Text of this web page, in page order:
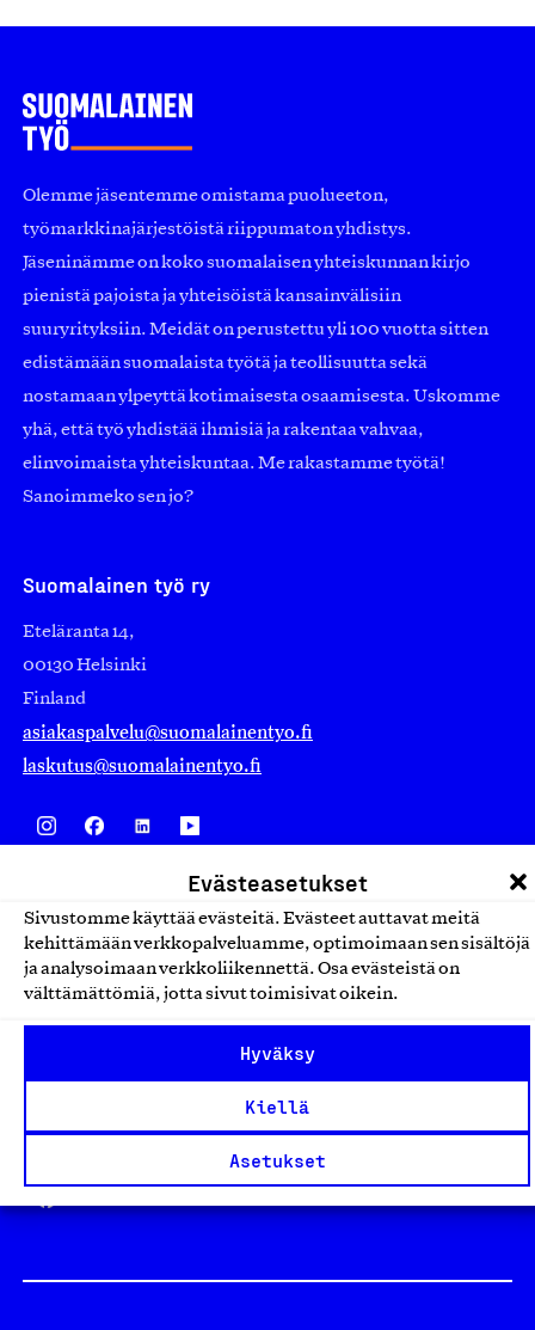
Evästeasetukset
Sivustomme käyttää evästeitä. Evästeet auttavat meitä
kehittämään verkkopalveluamme, optimoimaan sen sisältöjä
ja analysoimaan verkkoliikennettä. Osa evästeistä on
välttämättömiä, jotta sivut toimisivat oikein.
Hyväksy
Kiellä
Asetukset
Olemme jäsentemme omistama puolueeton,
työmarkkinajärjestöistä riippumaton yhdistys.
Jäseninämme on koko suomalaisen yhteiskunnan kirjo
pienistä pajoista ja yhteisöistä kansainvälisiin
suuryrityksiin. Meidät on perustettu yli 100 vuotta sitten
edistämään suomalaista työtä ja teollisuutta sekä
nostamaan ylpeyttä kotimaisesta osaamisesta. Uskomme
yhä, että työ yhdistää ihmisiä ja rakentaa vahvaa,
elinvoimaista yhteiskuntaa. Me rakastamme työtä!
Sanoimmeko sen jo?
Suomalainen työ ry
Eteläranta 14,
00130 Helsinki
Finland
asiakaspalvelu@suomalainentyo.fi
laskutus@suomalainentyo.fi
Yhteiskunnallinen Yritys -merkki